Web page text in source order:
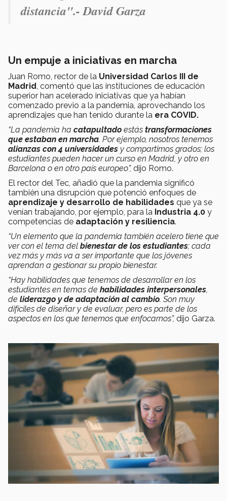
distancia".- David Garza
Un empuje a iniciativas en marcha
Juan Romo, rector de la Universidad Carlos III de
Madrid, comentó que las instituciones de educación
superior han acelerado iniciativas que ya habían
comenzado previo a la pandemia, aprovechando los
aprendizajes que han tenido durante la era COVID.
“La pandemia ha catapultado estás transformaciones
que estaban en marcha. Por ejemplo, nosotros tenemos
alianzas con 4 universidades y compartimos grados; los
estudiantes pueden hacer un curso en Madrid, y otro en
Barcelona o en otro país europeo”, dijo Romo.
El rector del Tec, añadió que la pandemia significó
también una disrupción que potenció enfoques de
aprendizaje y desarrollo de habilidades que ya se
venían trabajando, por ejemplo, para la Industria 4.0 y
competencias de adaptación y resiliencia.
“Un elemento que la pandemia también acelero tiene que
ver con el tema del bienestar de los estudiantes; cada
vez más y más va a ser importante que los jóvenes
aprendan a gestionar su propio bienestar.
“Hay habilidades que tenemos de desarrollar en los
estudiantes en temas de habilidades interpersonales,
de liderazgo y de adaptación al cambio. Son muy
difíciles de diseñar y de evaluar, pero es parte de los
aspectos en los que tenemos que enfocarnos”, dijo Garza.